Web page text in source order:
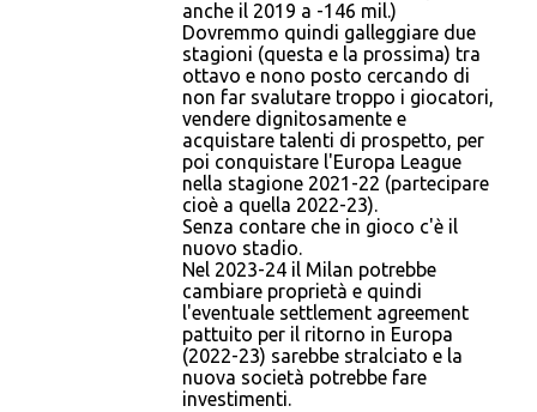
anche il 2019 a -146 mil.)
Dovremmo quindi galleggiare due
stagioni (questa e la prossima) tra
ottavo e nono posto cercando di
non far svalutare troppo i giocatori,
vendere dignitosamente e
acquistare talenti di prospetto, per
poi conquistare l'Europa League
nella stagione 2021-22 (partecipare
cioè a quella 2022-23).
Senza contare che in gioco c'è il
nuovo stadio.
Nel 2023-24 il Milan potrebbe
cambiare proprietà e quindi
l'eventuale settlement agreement
pattuito per il ritorno in Europa
(2022-23) sarebbe stralciato e la
nuova società potrebbe fare
investimenti.